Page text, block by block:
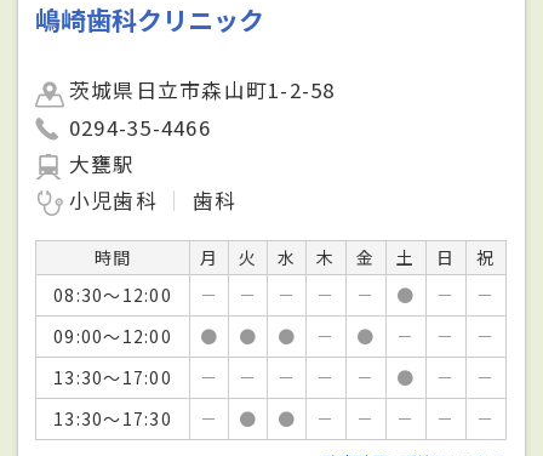
嶋崎歯科クリニック
茨城県日立市森山町1-2-58
0294-35-4466
大甕駅
小児歯科
歯科
時間 月 火 水 木 金 土 日
祝
08:30～12:00
－ － － － － ● －
－
09:00～12:00
● ● ● － ● － －
－
13:30～17:00
－ － － － － ● －
－
13:30～17:30
－ ● ● － － － －
－